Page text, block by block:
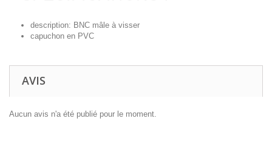
description: BNC mâle à visser
capuchon en PVC
AVIS
Aucun avis n'a été publié pour le moment.